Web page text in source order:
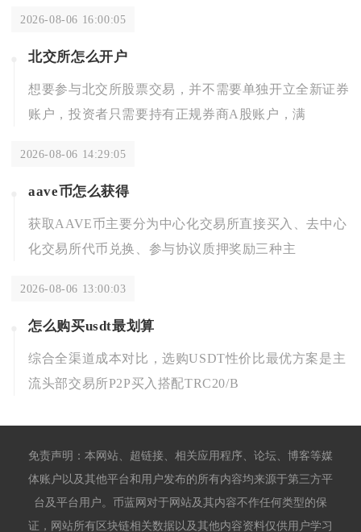
2026-08-06 16:00:05
北交所怎么开户
想要参与北交所股票交易，并不需要单独开立全新证券
账户，投资者只需要持有正规券商A股账户，满
2026-08-06 14:29:05
aave币怎么获得
获取AAVE币主要分为中心化交易所直接买入、去中心
化交易所代币兑换、参与协议质押奖励三种主
2026-08-06 13:00:03
怎么购买usdt最划算
综合全渠道成本对比，选购USDT性价比最优方案是主
流头部交易所P2P买入搭配TRC20/B
免责声明：本网站、超链接、相关应用程序、论坛、博客等媒
体账户以及其他平台和用户发布的所有内容均来源于第三方平
台及平台用户。币蓝网对于网站及其内容不作任何类型的保
证，网站所有区块链相关数据以及其他内容资料仅供用户学习